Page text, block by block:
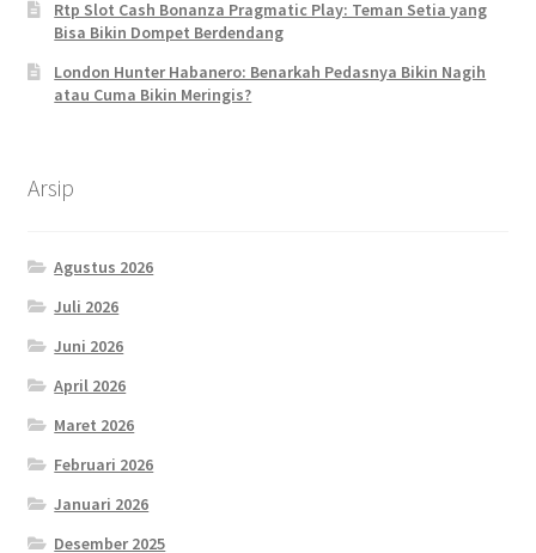
Rtp Slot Cash Bonanza Pragmatic Play: Teman Setia yang
Bisa Bikin Dompet Berdendang
London Hunter Habanero: Benarkah Pedasnya Bikin Nagih
atau Cuma Bikin Meringis?
Arsip
Agustus 2026
Juli 2026
Juni 2026
April 2026
Maret 2026
Februari 2026
Januari 2026
Desember 2025